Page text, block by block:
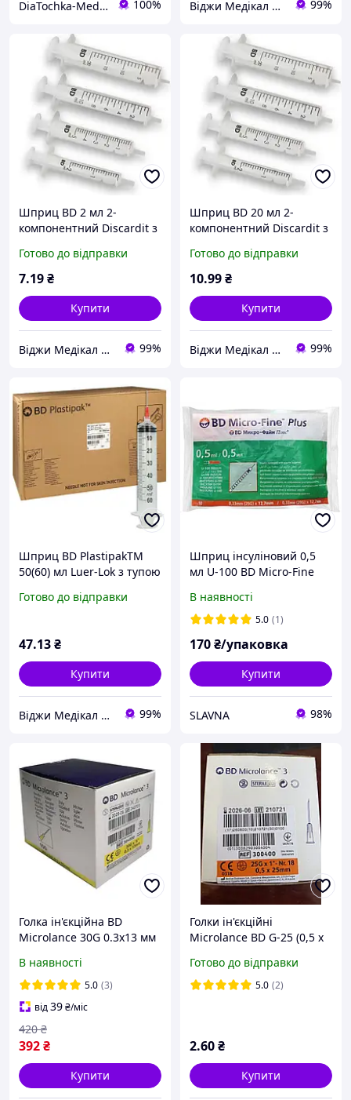
DiaTochka-Medical online-shop 100% Віджи Медікал Україна - Інтернет-магазин медичних товарів 99%
Шприц BD 2 мл 2-
компонентний Discardit з
мм), конус Луер
Готово до відправки
7.19₴
Купити
Віджи Медікал Україна - Інтернет-магазин медичних товарів 99%
Шприц BD 20 мл 2-
компонентний Discardit з
мм), конус Луер
Готово до відправки
10.99₴
Купити
Віджи Медікал Україна - Інтернет-магазин медичних товарів 99%
Шприц BD PlastipakTM
50(60) мл Luer-Lok з тупою
стерильний, одноразовий
Готово до відправки
47.13₴
Купити
Віджи Медікал Україна - Інтернет-магазин медичних товарів 99%
Шприц інсуліновий 0,5
мл U-100 BD Micro-Fine
інтегрована 10шт
В наявності
5.0 (1)
170₴/упаковка
Купити
SLAVNA 98%
Голка ін'єкційна ВD
Microlance 30G 0.3х13 мм
В наявності
5.0 (3)
від39₴/міс
392₴
420 ₴
Купити
Голки ін'єкційні
Microlance BD G-25 (0,5 х
Готово до відправки
5.0 (2)
2.60₴
Купити